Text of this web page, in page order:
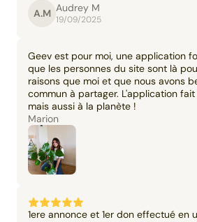
A.M Audrey M
19/09/2025
Geev est pour moi, une application
que les personnes du site sont là
raisons que moi et que nous avons
commun à partager. L'application
mais aussi à la planète !
Marion
1ere annonce et 1er don effectué en